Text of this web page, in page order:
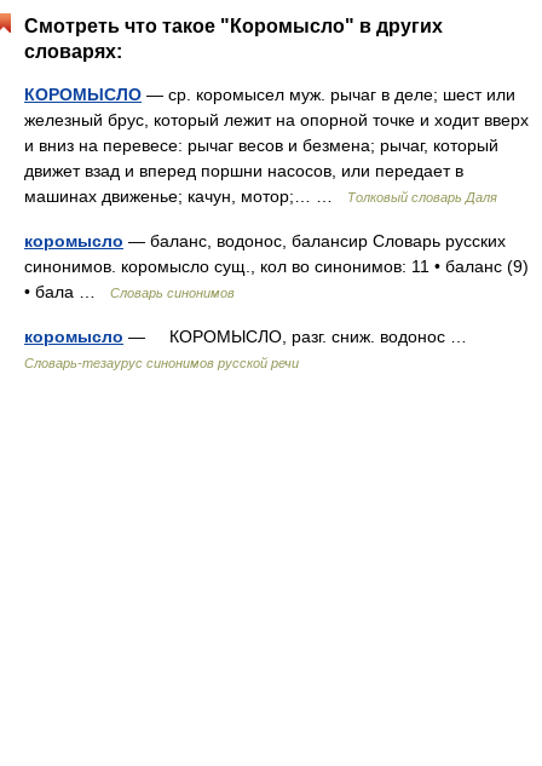
Смотреть что такое "Коромысло" в других
словарях:
КОРОМЫСЛО — ср. коромысел муж. рычаг в деле; шест или
железный брус, который лежит на опорной точке и ходит вверх
и вниз на перевесе: рычаг весов и безмена; рычаг, который
движет взад и вперед поршни насосов, или передает в
машинах движенье; качун, мотор;… …
Толковый словарь Даля
коромысло — баланс, водонос, балансир Словарь русских
синонимов. коромысло сущ., кол во синонимов: 11 • баланс (9)
• бала …
Словарь синонимов
коромысло — КОРОМЫСЛО, разг. сниж. водонос …
Словарь-тезаурус синонимов русской речи